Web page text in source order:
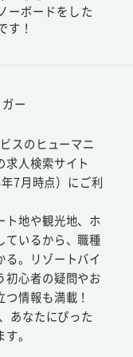
ーボードをした
す！
ー
スのヒューマニ
求人検索サイト
7月時点）にご利
ト地や観光地、ホ
ているから、職種
る。リゾートバイ
初心者の疑問やお
情報も満載！
あなたにぴった
。